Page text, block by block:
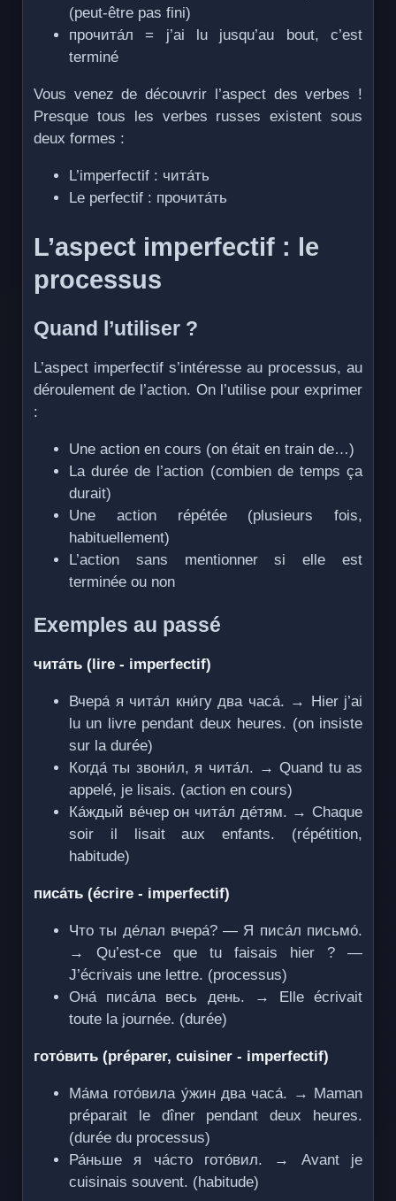
(peut-être pas fini)
прочита́л = j’ai lu jusqu’au bout, c’est
terminé
Vous venez de découvrir l’aspect des verbes !
Presque tous les verbes russes existent sous
deux formes :
L’imperfectif : чита́ть
Le perfectif : прочита́ть
L’aspect imperfectif : le
processus
Quand l’utiliser ?
L’aspect imperfectif s’intéresse au processus, au
déroulement de l’action. On l’utilise pour exprimer
:
Une action en cours (on était en train de…)
La durée de l’action (combien de temps ça
durait)
Une action répétée (plusieurs fois,
habituellement)
L’action sans mentionner si elle est
terminée ou non
Exemples au passé
чита́ть (lire - imperfectif)
Вчера́ я чита́л кни́гу два часа́. → Hier j’ai
lu un livre pendant deux heures. (on insiste
sur la durée)
Когда́ ты звони́л, я чита́л. → Quand tu as
appelé, je lisais. (action en cours)
Ка́ждый ве́чер он чита́л де́тям. → Chaque
soir il lisait aux enfants. (répétition,
habitude)
писа́ть (écrire - imperfectif)
Что ты де́лал вчера́? — Я писа́л письмо́.
→ Qu’est-ce que tu faisais hier ? —
J’écrivais une lettre. (processus)
Она́ писа́ла весь день. → Elle écrivait
toute la journée. (durée)
гото́вить (préparer, cuisiner - imperfectif)
Ма́ма гото́вила у́жин два часа́. → Maman
préparait le dîner pendant deux heures.
(durée du processus)
Ра́ньше я ча́сто гото́вил. → Avant je
cuisinais souvent. (habitude)